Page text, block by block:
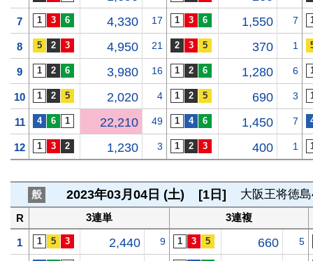
7 4,330 17 1,550 7
8 4,950 21 370 1
9 3,980 16 1,280 6
10 2,020 4 690 3
11 22,210 49 1,450 7
12 1,230 3 400 1
般 2023年03月04日 (土) [1日] 大阪王将徳
R 3連単 3連複
1 2,440 9 660 5